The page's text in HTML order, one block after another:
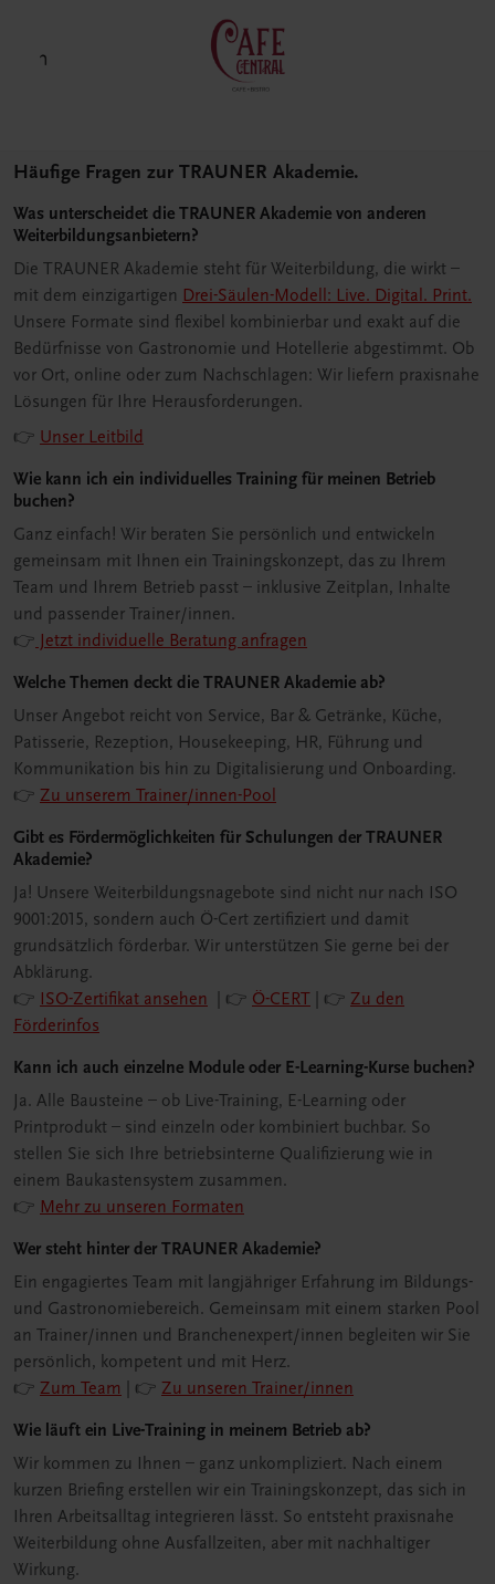
Häufige Fragen zur TRAUNER Akademie.
Was unterscheidet die TRAUNER Akademie von anderen
Weiterbildungsanbietern?
Die TRAUNER Akademie steht für Weiterbildung, die wirkt –
mit dem einzigartigen Drei-Säulen-Modell: Live. Digital. Print.
Unsere Formate sind flexibel kombinierbar und exakt auf die
Bedürfnisse von Gastronomie und Hotellerie abgestimmt. Ob
vor Ort, online oder zum Nachschlagen: Wir liefern praxisnahe
Lösungen für Ihre Herausforderungen.
👉 Unser Leitbild
Wie kann ich ein individuelles Training für meinen Betrieb
buchen?
Ganz einfach! Wir beraten Sie persönlich und entwickeln
gemeinsam mit Ihnen ein Trainingskonzept, das zu Ihrem
Team und Ihrem Betrieb passt – inklusive Zeitplan, Inhalte
und passender Trainer/innen.
👉 Jetzt individuelle Beratung anfragen
Welche Themen deckt die TRAUNER Akademie ab?
Unser Angebot reicht von Service, Bar & Getränke, Küche,
Patisserie, Rezeption, Housekeeping, HR, Führung und
Kommunikation bis hin zu Digitalisierung und Onboarding.
👉 Zu unserem Trainer/innen-Pool
Gibt es Fördermöglichkeiten für Schulungen der TRAUNER
Akademie?
Ja! Unsere Weiterbildungsnagebote sind nicht nur nach ISO
9001:2015, sondern auch Ö-Cert zertifiziert und damit
grundsätzlich förderbar. Wir unterstützen Sie gerne bei der
Abklärung.
👉 ISO-Zertifikat ansehen | 👉 Ö-CERT | 👉 Zu den
Förderinfos
Kann ich auch einzelne Module oder E-Learning-Kurse buchen?
Ja. Alle Bausteine – ob Live-Training, E-Learning oder
Printprodukt – sind einzeln oder kombiniert buchbar. So
stellen Sie sich Ihre betriebsinterne Qualifizierung wie in
einem Baukastensystem zusammen.
👉 Mehr zu unseren Formaten
Wer steht hinter der TRAUNER Akademie?
Ein engagiertes Team mit langjähriger Erfahrung im Bildungs-
und Gastronomiebereich. Gemeinsam mit einem starken Pool
an Trainer/innen und Branchenexpert/innen begleiten wir Sie
persönlich, kompetent und mit Herz.
👉 Zum Team | 👉 Zu unseren Trainer/innen
Wie läuft ein Live-Training in meinem Betrieb ab?
Wir kommen zu Ihnen – ganz unkompliziert. Nach einem
kurzen Briefing erstellen wir ein Trainingskonzept, das sich in
Ihren Arbeitsalltag integrieren lässt. So entsteht praxisnahe
Weiterbildung ohne Ausfallzeiten, aber mit nachhaltiger
Wirkung.